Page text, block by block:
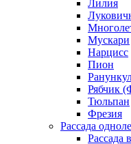
Лилия
Мускари
Нарцисс
Пион
Рябчик
Тюльпан
Фрезия
Рассада
Рассада